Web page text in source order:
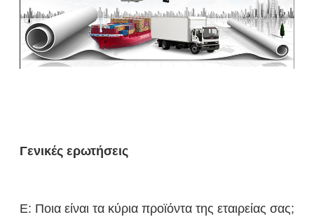
Γενικές ερωτήσεις
Ε: Ποια είναι τα κύρια προϊόντα της εταιρείας σας;